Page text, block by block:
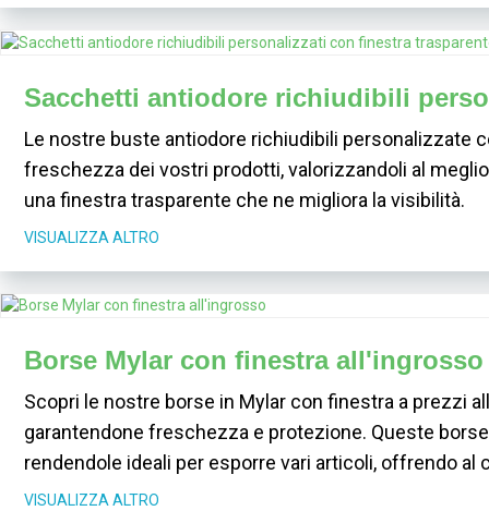
Sacchetti antiodore richiudibili
Le nostre buste antiodore richiudibili personalizzate
freschezza dei vostri prodotti, valorizzandoli al
una finestra trasparente che ne migliora la visibilità.
VISUALIZZA ALTRO
Borse Mylar con finestra all'ingrosso
Scopri le nostre borse in Mylar con finestra a prezzi
garantendone freschezza e protezione. Queste
rendendole ideali per esporre vari articoli, offrendo
VISUALIZZA ALTRO